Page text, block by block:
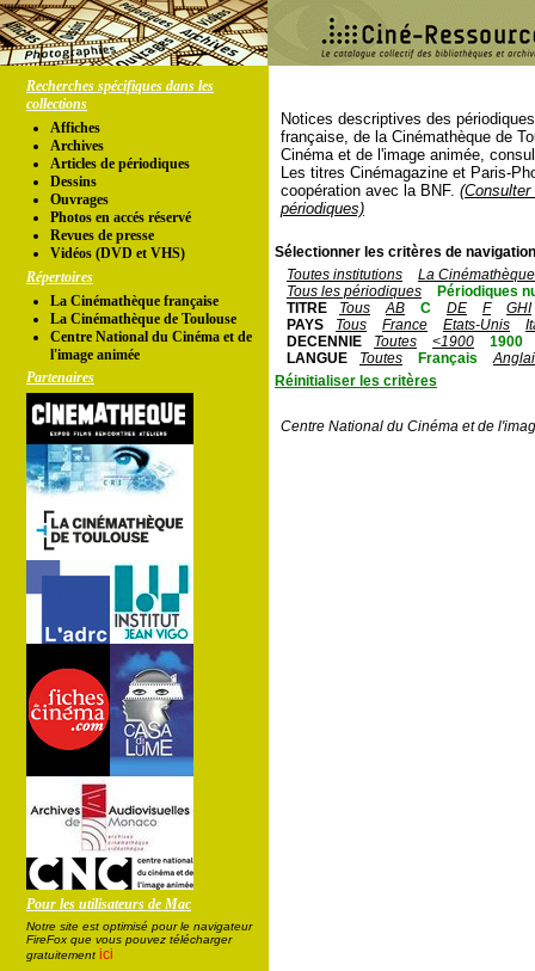
Recherches spécifiques dans les
collections
Affiches
Archives
Articles de périodiques
Dessins
Ouvrages
Photos en accés réservé
Revues de presse
Vidéos (DVD et VHS)
Répertoires
La Cinémathèque française
La Cinémathèque de Toulouse
Centre National du Cinéma et de
l'image animée
Partenaires
Pour les utilisateurs de Mac
Notre site est optimisé pour le navigateur
FireFox que vous pouvez télécharger
gratuitement ici
Notices descriptives des
française, de la Cinémathèque de
Cinéma et de l'image animée,
Les titres Cinémagazine et Paris-
coopération avec la BNF.
périodiques)
Sélectionner les critères de
Toutes institutions
La
Tous les périodiques
Périodiques
TITRE
Tous AB C DE F
GHI
PAYS
Tous France Etats-Unis
DECENNIE
Toutes <1900
1900
LANGUE
Toutes Français
Réinitialiser les critères
Centre National du Cinéma et de